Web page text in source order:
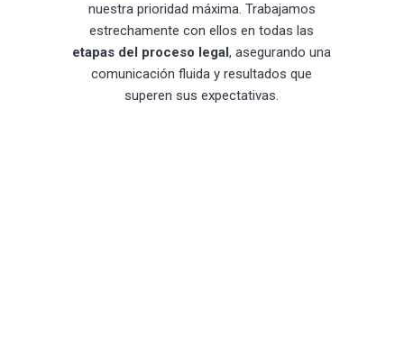
nuestra prioridad máxima. Trabajamos
estrechamente con ellos en todas las
etapas del proceso legal, asegurando una
comunicación fluida y resultados que
superen sus expectativas.